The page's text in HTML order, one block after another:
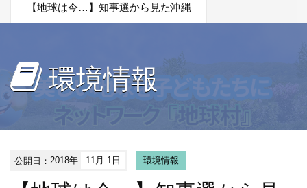
【地球は今…】知事選から見た沖縄
環境情報
公開日：2018年 11月 1日 環境情報